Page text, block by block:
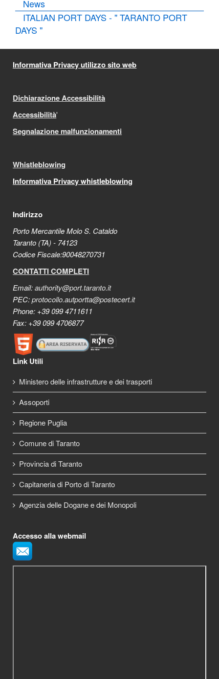
News
ITALIAN PORT DAYS - " TARANTO PORT
DAYS "
Informativa Privacy utilizzo sito web
Dichiarazione Accessibilità
Accessibilità'
Segnalazione malfunzionamenti
Whistleblowing
Informativa Privacy whistleblowing
Indirizzo
Porto Mercantile Molo S. Cataldo
Taranto (TA) - 74123
Codice Fiscale:90048270731
CONTATTI COMPLETI
Email:authority@port.taranto.it
PEC:protocollo.autportta@postecert.it
Phone: +39 099 4711611
Fax: +39 099 4706877
Link Utili
Ministero delle infrastrutture e dei trasporti
Assoporti
Regione Puglia
Comune di Taranto
Provincia di Taranto
Capitaneria di Porto di Taranto
Agenzia delle Dogane e dei Monopoli
Accesso alla webmail